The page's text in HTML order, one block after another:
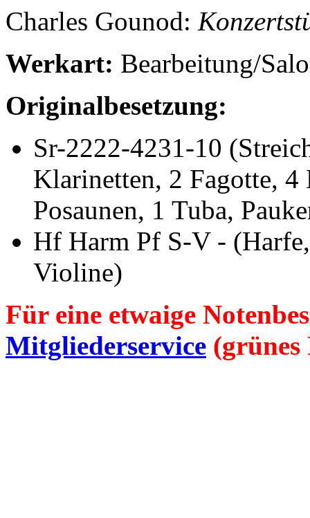
Charles Gounod:
Werkart: Bearbeitung/
Originalbesetzung:
Sr-2222-4231-10
Klarinetten, 2 Fagotte, 4
Posaunen, 1 Tuba,
Hf Harm Pf S-V-
Violine)
Für eine etwaige
Mitgliederservice (grünes